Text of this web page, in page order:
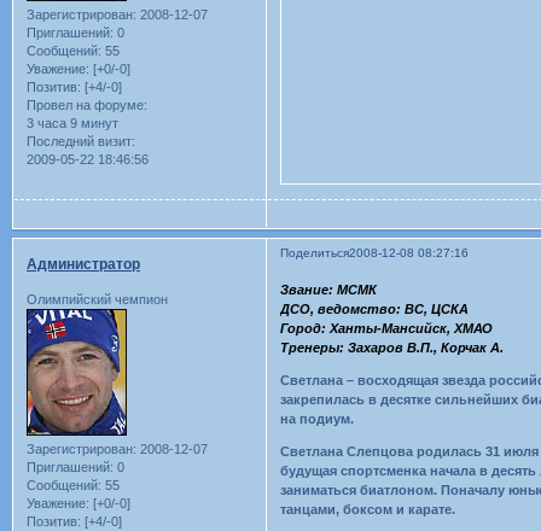
Зарегистрирован: 2008-12-07
Приглашений: 0
Сообщений: 55
Уважение: [+0/-0]
Позитив: [+4/-0]
Провел на форуме:
3 часа 9 минут
Последний визит:
2009-05-22 18:46:56
Поделиться2008-12-08 08:27:16
Администратор
Олимпийский чемпион
Зарегистрирован: 2008-12-07
Приглашений: 0
Сообщений: 55
Уважение: [+0/-0]
Позитив: [+4/-0]
Звание: МСМК
ДСО, ведомство: ВС, ЦСКА
Город: Ханты-Мансийск, ХМАО
Тренеры: Захаров В.П., Корчак А.
Светлана – восходящая звезда
закрепилась в десятке сильнейших
на подиум.
Светлана Слепцова родилась 31
будущая спортсменка начала в
заниматься биатлоном. Поначалу
танцами, боксом и карате.